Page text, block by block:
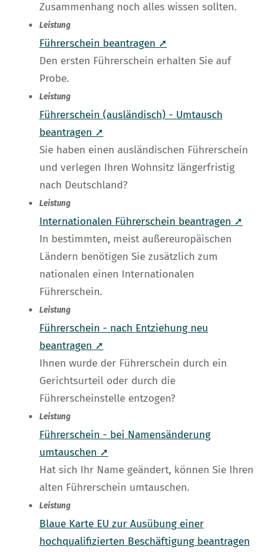
Zusammenhang noch alles wissen sollten.
Leistung
Führerschein beantragen ➚
Den ersten Führerschein erhalten Sie auf
Probe.
Leistung
Führerschein (ausländisch) - Umtausch
beantragen ➚
Sie haben einen ausländischen Führerschein
und verlegen Ihren Wohnsitz längerfristig
nach Deutschland?
Leistung
Internationalen Führerschein beantragen ➚
In bestimmten, meist außereuropäischen
Ländern benötigen Sie zusätzlich zum
nationalen einen Internationalen
Führerschein.
Leistung
Führerschein - nach Entziehung neu
beantragen ➚
Ihnen wurde der Führerschein durch ein
Gerichtsurteil oder durch die
Führerscheinstelle entzogen?
Leistung
Führerschein - bei Namensänderung
umtauschen ➚
Hat sich Ihr Name geändert, können Sie Ihren
alten Führerschein umtauschen.
Leistung
Blaue Karte EU zur Ausübung einer
hochqualifizierten Beschäftigung beantragen